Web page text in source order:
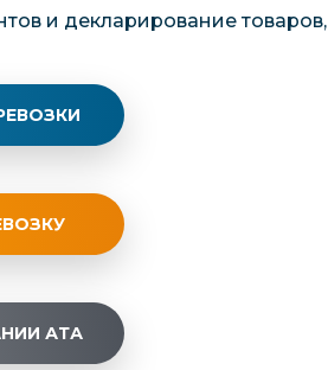
и декларирование товаров,
АТА